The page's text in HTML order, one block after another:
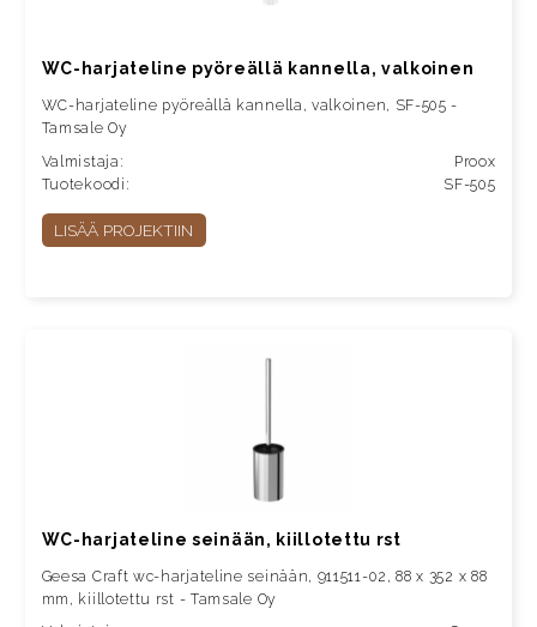
WC-harjateline pyöreällä kannella, valkoinen
WC-harjateline pyöreällä kannella, valkoinen, SF-505 -
Tamsale Oy
Valmistaja:
Proox
Tuotekoodi:
SF-505
LISÄÄ PROJEKTIIN
WC-harjateline seinään, kiillotettu rst
Geesa Craft wc-harjateline seinään, 911511-02, 88 x 352 x 88
mm, kiillotettu rst - Tamsale Oy